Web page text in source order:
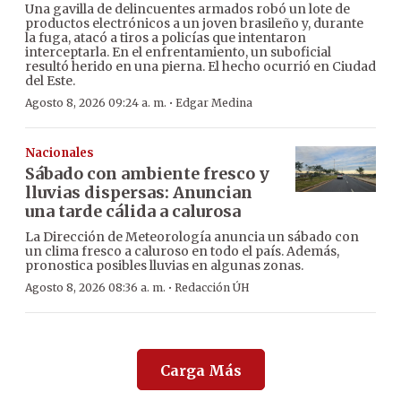
Una gavilla de delincuentes armados robó un lote de
productos electrónicos a un joven brasileño y, durante
la fuga, atacó a tiros a policías que intentaron
interceptarla. En el enfrentamiento, un suboficial
resultó herido en una pierna. El hecho ocurrió en Ciudad
del Este.
Agosto 8, 2026 09:24 a. m. · Edgar Medina
Nacionales
Sábado con ambiente fresco y
lluvias dispersas: Anuncian
una tarde cálida a calurosa
La Dirección de Meteorología anuncia un sábado con
un clima fresco a caluroso en todo el país. Además,
pronostica posibles lluvias en algunas zonas.
Agosto 8, 2026 08:36 a. m. · Redacción ÚH
Carga Más